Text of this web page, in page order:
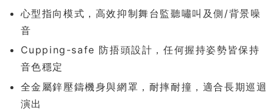
心型指向模式，高效抑制舞台監聽嘯叫及側/背景噪
音
Cupping-safe 防捂頭設計，任何握持姿勢皆保持
音色穩定
全金屬鋅壓鑄機身與網罩，耐摔耐撞，適合長期巡迴
演出